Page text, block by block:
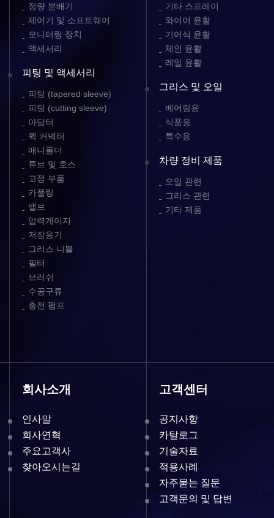
정량 분배기
제어기 및 소프트웨어
모니터링 장치
액세서리
피팅 및 액세서리
피팅 (tapered sleeve)
피팅 (cutting sleeve)
아답터
퀵 커넥터
매니폴더
튜브 및 호스
고정 부품
카풀링
밸브
압력게이지
저장용기
그리스 니쁠
필터
브러쉬
수공구류
충전 펌프
기타 스프레이
와이어 윤활
기어식 윤활
체인 윤활
레일 윤활
그리스 및 오일
베어링용
식품용
특수용
차량 정비 제품
오일 관련
그리스 관련
기타 제품
회사소개
인사말
회사연혁
주요고객사
찾아오시는길
고객센터
공지사항
카탈로그
기술자료
적용사례
자주묻는 질문
고객문의 및 답변